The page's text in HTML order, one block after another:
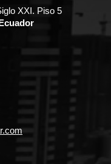
XXI. Piso 5